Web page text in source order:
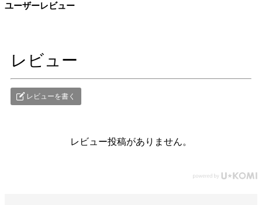
ユーザーレビュー
レビュー
レビューを書く
レビュー投稿がありません。